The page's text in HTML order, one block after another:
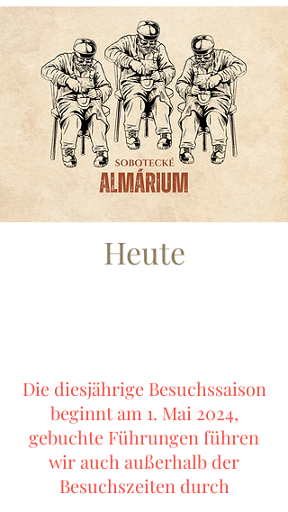
Heute
Die diesjährige Besuchssaison
beginnt am 1. Mai 2024,
gebuchte Führungen führen
wir auch außerhalb der
Besuchszeiten durch